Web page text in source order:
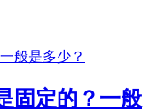
固定的？一般